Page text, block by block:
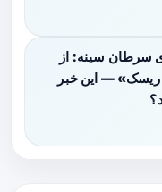
سرطان سینه: از
— این خبر